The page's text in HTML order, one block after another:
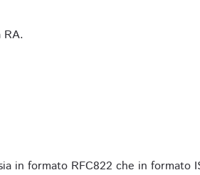
in formato RFC822 che in formato